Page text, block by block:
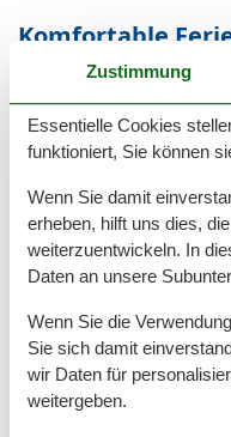
Komfortable
liebevollen Details
Die Ferienwohnungen
bieten für jede
Paare bis zur
zwei Schlafzimmern
Moderne Küchen,
TV, Balkone oder
Waschmaschine oder
unbeschwerte Zeit.
zudem Gartenanteile
Zustimmung
Essentielle Cookies
funktioniert, Sie können
Wenn Sie damit
erheben, hilft uns dies,
weiterzuentwickeln. In
Daten an unsere
Wenn Sie die
Sie sich damit
wir Daten für
weitergeben.